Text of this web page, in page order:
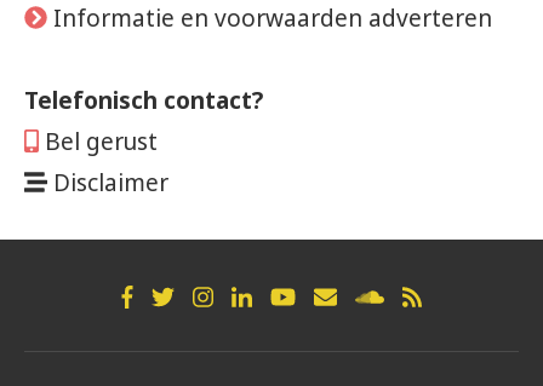
Informatie en voorwaarden adverteren
Telefonisch contact?
Bel gerust
Disclaimer